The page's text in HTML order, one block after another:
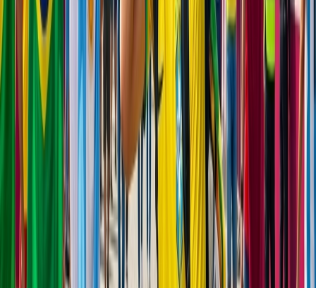
Cancelación
Experto en hoteles
Confirmación de reserva
+1-240-523-4500
Recent Blogs de viajes
25 Jul, 2026
De Italia a Japón: 10 destinos icónicos que son
merecen la pena explorar
10 Errores Que Encarecen Los Viajes A La
Copa Mundial De La FIFA
La Copa Mundial de la FIFA: 10 Trucos Para
Cuidar tu Bolsillo
Adiós a las esperas: la magia de los chatbots en la
industria de viajes
10 cosas que hacer en Londres durante
Wimbledon 2026
Blogs de viajes relacionados